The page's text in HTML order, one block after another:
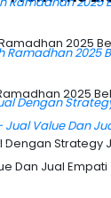
Ramadhan 2025
Dengan
Jual Value Dan